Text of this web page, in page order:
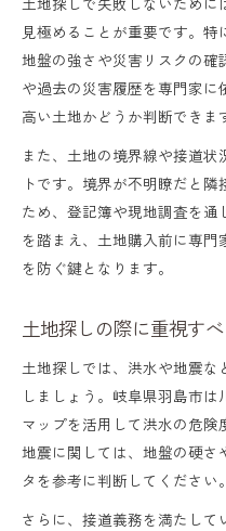
見極めることが重要です。特
地盤の強さや災害リスクの
や過去の災害履歴を専門家
高い土地かどうか判断できま
また、土地の境界線や接道
トです。境界が不明瞭だと
ため、登記簿や現地調査を通
を踏まえ、土地購入前に専
を防ぐ鍵となります。
土地探しの際に重視す
土地探しでは、洪水や地震
しましょう。岐阜県羽島市
マップを活用して洪水の危険
地震に関しては、地盤の硬さ
タを参考に判断してください。
さらに、接道義務を満たし